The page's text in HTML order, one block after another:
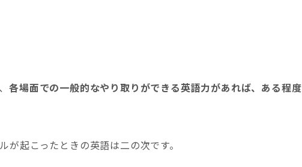
各場面での一般的なやり取りができる英語力があれば、ある程度
起こったときの英語は二の次です。